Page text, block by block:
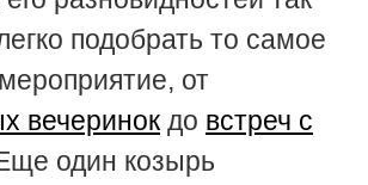
подобрать то самое
от
вечеринок до встреч с
один козырь